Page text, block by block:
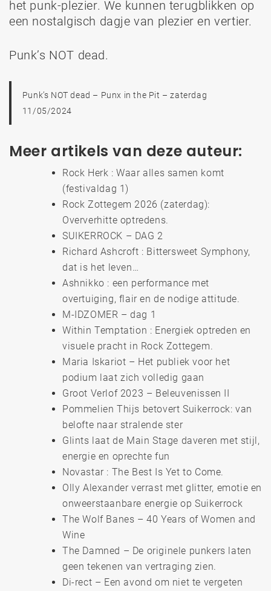
het punk-plezier. We kunnen terugblikken op
een nostalgisch dagje van plezier en vertier.
Punk’s NOT dead.
Punk’s NOT dead – Punx in the Pit – zaterdag
11/05/2024
Meer artikels van deze auteur:
Rock Herk : Waar alles samen komt
(festivaldag 1)
Rock Zottegem 2026 (zaterdag):
Oververhitte optredens.
SUIKERROCK – DAG 2
Richard Ashcroft : Bittersweet Symphony,
dat is het leven…
Ashnikko : een performance met
overtuiging, flair en de nodige attitude.
M-IDZOMER – dag 1
Within Temptation : Energiek optreden en
visuele pracht in Rock Zottegem.
Maria Iskariot – Het publiek voor het
podium laat zich volledig gaan
Groot Verlof 2023 – Beleuvenissen II
Pommelien Thijs betovert Suikerrock: van
belofte naar stralende ster
Glints laat de Main Stage daveren met stijl,
energie en oprechte fun
Novastar : The Best Is Yet to Come.
Olly Alexander verrast met glitter, emotie en
onweerstaanbare energie op Suikerrock
The Wolf Banes – 40 Years of Women and
Wine
The Damned – De originele punkers laten
geen tekenen van vertraging zien.
Di-rect – Een avond om niet te vergeten